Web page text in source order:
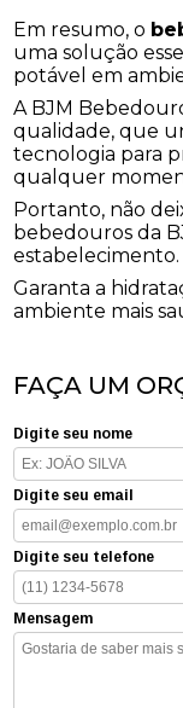
Em resumo, o
uma solução
potável em
A BJM
qualidade, que
tecnologia para
qualquer
Portanto, não
bebedouros da
estabelecimento.
Garanta a
ambiente mais
FAÇA UM
Digite seu nome
Digite seu email
Digite seu telefone
Mensagem